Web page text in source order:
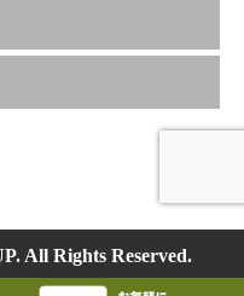
All Rights Reserved.